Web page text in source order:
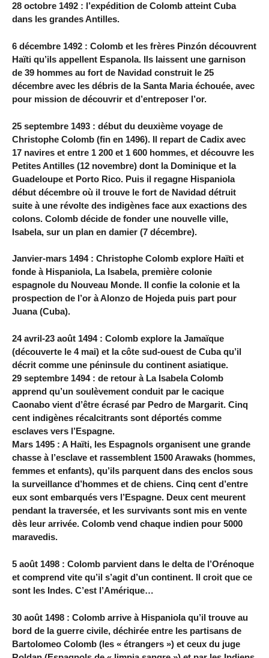
28 octobre 1492 : l’expédition de Colomb atteint Cuba
dans les grandes Antilles.
6 décembre 1492 : Colomb et les frères Pinzón découvrent
Haïti qu’ils appellent Espanola. Ils laissent une garnison
de 39 hommes au fort de Navidad construit le 25
décembre avec les débris de la Santa Maria échouée, avec
pour mission de découvrir et d’entreposer l’or.
25 septembre 1493 : début du deuxième voyage de
Christophe Colomb (fin en 1496). Il repart de Cadix avec
17 navires et entre 1 200 et 1 600 hommes, et découvre les
Petites Antilles (12 novembre) dont la Dominique et la
Guadeloupe et Porto Rico. Puis il regagne Hispaniola
début décembre où il trouve le fort de Navidad détruit
suite à une révolte des indigènes face aux exactions des
colons. Colomb décide de fonder une nouvelle ville,
Isabela, sur un plan en damier (7 décembre).
Janvier-mars 1494 : Christophe Colomb explore Haïti et
fonde à Hispaniola, La Isabela, première colonie
espagnole du Nouveau Monde. Il confie la colonie et la
prospection de l’or à Alonzo de Hojeda puis part pour
Juana (Cuba).
24 avril-23 août 1494 : Colomb explore la Jamaïque
(découverte le 4 mai) et la côte sud-ouest de Cuba qu’il
décrit comme une péninsule du continent asiatique.
29 septembre 1494 : de retour à La Isabela Colomb
apprend qu’un soulèvement conduit par le cacique
Caonabo vient d’être écrasé par Pedro de Margarit. Cinq
cent indigènes récalcitrants sont déportés comme
esclaves vers l’Espagne.
Mars 1495 : A Haïti, les Espagnols organisent une grande
chasse à l’esclave et rassemblent 1500 Arawaks (hommes,
femmes et enfants), qu’ils parquent dans des enclos sous
la surveillance d’hommes et de chiens. Cinq cent d’entre
eux sont embarqués vers l’Espagne. Deux cent meurent
pendant la traversée, et les survivants sont mis en vente
dès leur arrivée. Colomb vend chaque indien pour 5000
maravedis.
5 août 1498 : Colomb parvient dans le delta de l’Orénoque
et comprend vite qu’il s’agit d’un continent. Il croit que ce
sont les Indes. C’est l’Amérique…
30 août 1498 : Colomb arrive à Hispaniola qu’il trouve au
bord de la guerre civile, déchirée entre les partisans de
Bartolomeo Colomb (les « étrangers ») et ceux du juge